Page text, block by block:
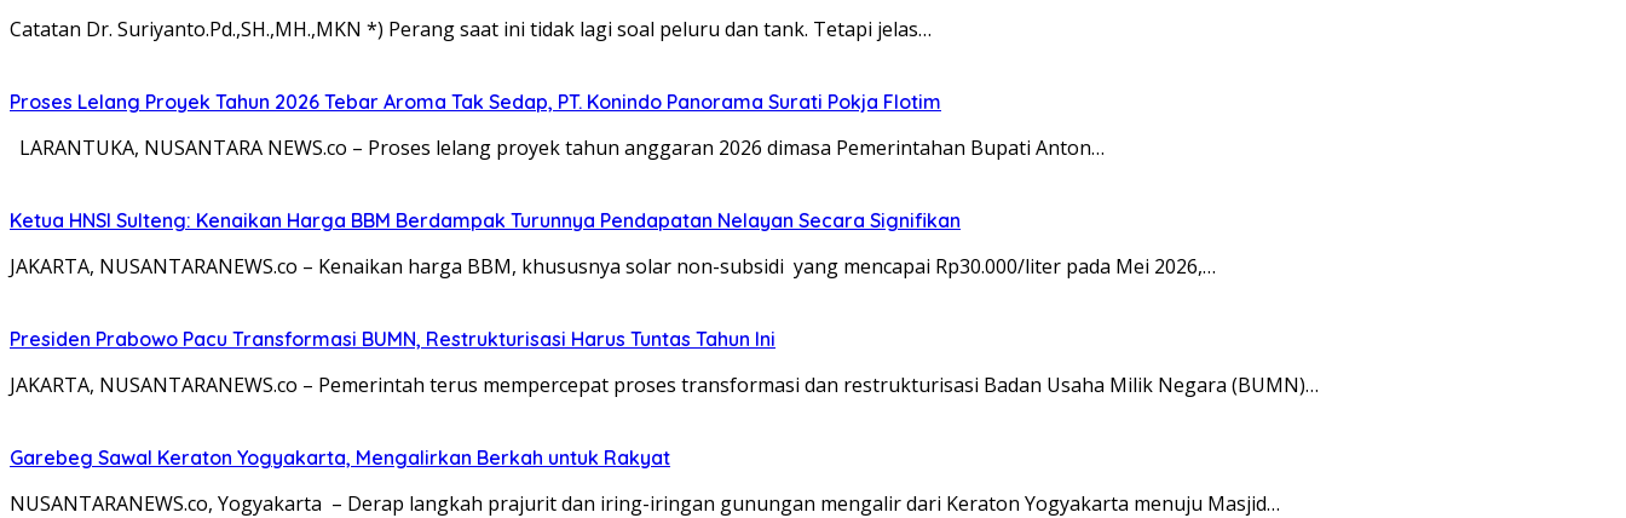
Catatan Dr. Suriyanto.Pd.,SH.,MH.,MKN *) Perang saat ini tidak lagi soal peluru dan tank. Tetapi jelas…
Proses Lelang Proyek Tahun 2026 Tebar Aroma Tak Sedap, PT. Konindo Panorama Surati Pokja Flotim
LARANTUKA, NUSANTARA NEWS.co – Proses lelang proyek tahun anggaran 2026 dimasa Pemerintahan Bupati Anton…
Ketua HNSI Sulteng: Kenaikan Harga BBM Berdampak Turunnya Pendapatan Nelayan Secara Signifikan
JAKARTA, NUSANTARANEWS.co – Kenaikan harga BBM, khususnya solar non-subsidi yang mencapai Rp30.000/liter pada Mei 2026,…
Presiden Prabowo Pacu Transformasi BUMN, Restrukturisasi Harus Tuntas Tahun Ini
JAKARTA, NUSANTARANEWS.co – Pemerintah terus mempercepat proses transformasi dan restrukturisasi Badan Usaha Milik Negara (BUMN)…
Garebeg Sawal Keraton Yogyakarta, Mengalirkan Berkah untuk Rakyat
NUSANTARANEWS.co, Yogyakarta – Derap langkah prajurit dan iring-iringan gunungan mengalir dari Keraton Yogyakarta menuju Masjid…